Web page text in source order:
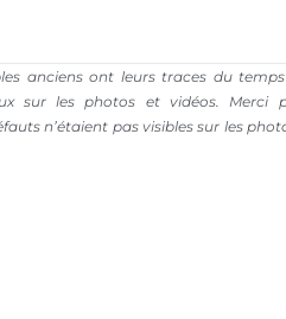
anciens ont leurs traces du
sur les photos et vidéos. Merci
n’étaient pas visibles sur les